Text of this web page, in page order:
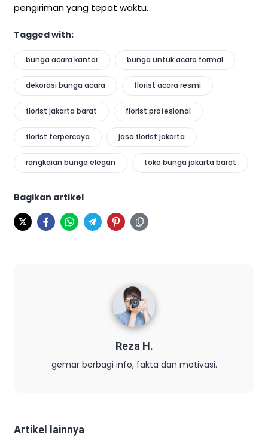
pengiriman yang tepat waktu.
Tagged with:
bunga acara kantor bunga untuk acara formal
dekorasi bunga acara florist acara resmi
florist jakarta barat florist profesional
florist terpercaya jasa florist jakarta
rangkaian bunga elegan toko bunga jakarta barat
Bagikan artikel
Reza H.
gemar berbagi info, fakta dan motivasi.
Artikel lainnya